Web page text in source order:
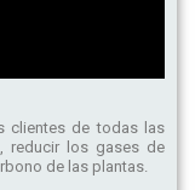
clientes de todas las
reducir los gases de
de las plantas.